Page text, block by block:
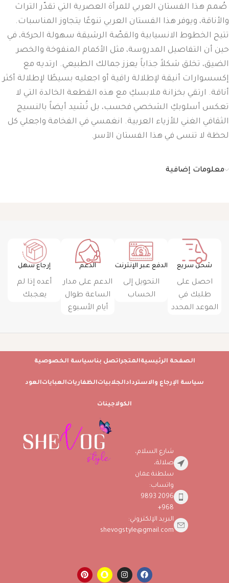
صُمم هذا الفستان العربي للمرأة العصرية التي تقدّر التراث
والأناقة، ويوفر هذا الفستان العربي تنوعًا يتجاوز المناسبات.
تتيح الخطوط الانسيابية والقصّة الرشيقة سهولة الحركة، في
حين أن التفاصيل المدروسة، مثل الأكمام المنفوخة والخصر
الضيق، تخلق شكلاً جذاباً يعزز جمالك الطبيعي. ارتديه مع
إكسسوارات أنيقة لإطلالة راقية أو اجعليه بسيطًا لإطلالة أكثر
أناقة. ارتقي بخزانة ملابسكِ مع هذه القطعة الخالدة التي لا
تعكس أسلوبكِ الشخصي فحسب، بل تُشيد أيضاً بالنسيج
الثقافي الغني للأزياء العربية. انغمسي في الفخامة واجعلي كل
لحظة لا تنسى في هذا الفستان الآسر.
معلومات إضافية
شحن سريع
احصل على
طلبك في
الموعد المحدد
الدفع عبر الإنترنت
التحويل إلى
الحساب
الدعم
الدعم على مدار
الساعة طوال
أيام الأسبوع
إرجاع سهل
أعده إذا لم
يعجبك
الصفحة الرئيسيةالمتجراتصل بناسياسة الخصوصية
سياسة الإرجاع والاستردادالجلابياتالظفارياتالعباياتالعود
الكولاجينات
شارع السلام،
صلالة،
سلطنة عمان
واتساب:
2096 9893
968+
البريد الإلكتروني:
shevogstyle@gmail.com